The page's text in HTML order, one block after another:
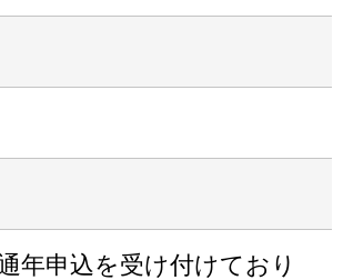
年申込を受け付けており